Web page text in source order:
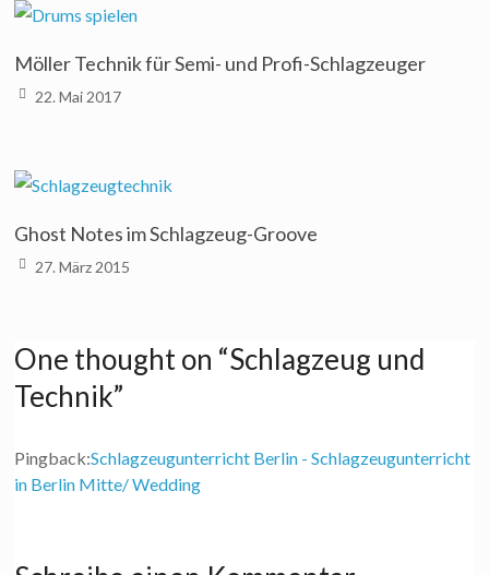
Möller Technik für Semi- und Profi-Schlagzeuger
22. Mai 2017
Ghost Notes im Schlagzeug-Groove
27. März 2015
One thought on “Schlagzeug und
Technik”
Pingback:Schlagzeugunterricht Berlin - Schlagzeugunterricht
in Berlin Mitte/ Wedding